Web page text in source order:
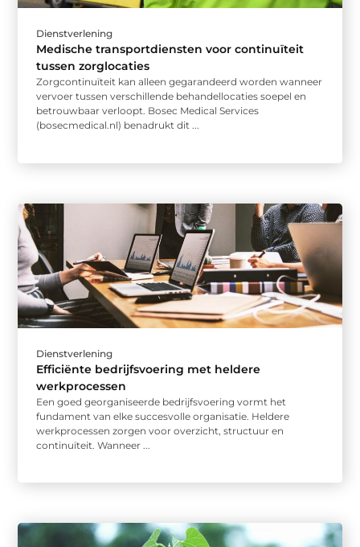
Dienstverlening
Medische transportdiensten voor continuïteit
tussen zorglocaties
Zorgcontinuïteit kan alleen gegarandeerd worden wanneer
vervoer tussen verschillende behandellocaties soepel en
betrouwbaar verloopt. Bosec Medical Services
(bosecmedical.nl) benadrukt dit ...
Dienstverlening
Efficiënte bedrijfsvoering met heldere
werkprocessen
Een goed georganiseerde bedrijfsvoering vormt het
fundament van elke succesvolle organisatie. Heldere
werkprocessen zorgen voor overzicht, structuur en
continuïteit. Wanneer ...